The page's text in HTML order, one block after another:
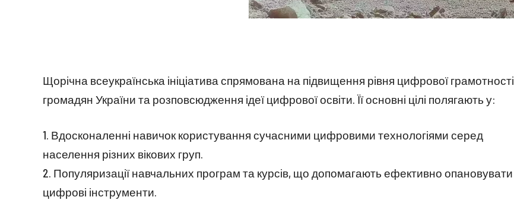
Щорічна всеукраїнська ініціатива спрямована на підвищення рівня цифрової грамотності
громадян України та розповсюдження ідеї цифрової освіти. Її основні цілі полягають у:
1. Вдосконаленні навичок користування сучасними цифровими технологіями серед
населення різних вікових груп.
2. Популяризації навчальних програм та курсів, що допомагають ефективно опановувати
цифрові інструменти.